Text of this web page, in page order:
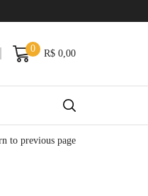
0 R$ 0,00
to previous page